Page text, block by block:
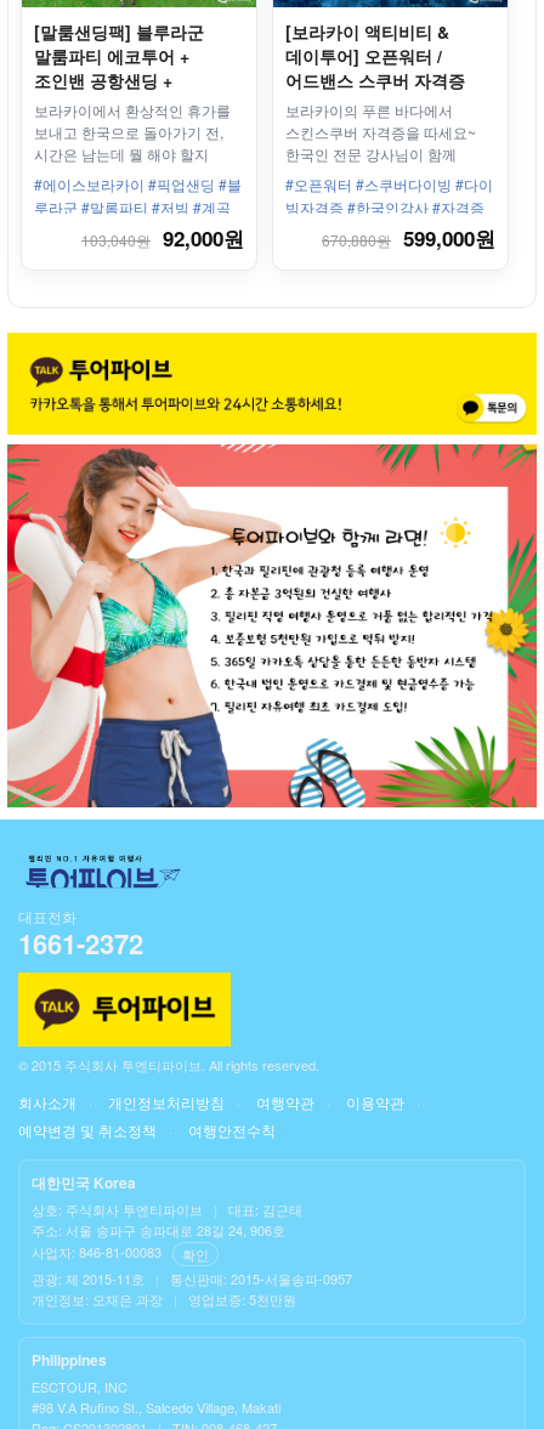
[말룸샌딩팩] 블루라군
말룸파티 에코투어 +
조인밴 공항샌딩 +
공항라운지(샤워) / 전신
마사지 선택옵션
보라카이에서 환상적인 휴가를
보내고 한국으로 돌아가기 전,
시간은 남는데 뭘 해야 할지
고민이라면? 일명 보라카이의
블루 라군으로 불리는
말룸파티로 떠나자
#에이스보라카이 #픽업샌딩 #블
루라군 #말롬파티 #저빙 #계곡
튜브 #에이스에어포트공항라운
지 #샤워포함
103,040원 92,000원
[보라카이 액티비티 &
데이투어] 오픈워터 /
어드밴스 스쿠버 자격증
코스 (SSI / PADI 택 1)
보라카이의 푸른 바다에서
스킨스쿠버 자격증을 따세요~
한국인 전문 강사님이 함께
합니다!
#오픈워터 #스쿠버다이빙 #다이
빙자격증 #한국인강사 #자격증
코스 #스테이션1 #사진촬영
#PADI #SSI
670,880원 599,000원
대표전화
1661-2372
© 2015 주식회사 투엔티파이브. All rights reserved.
회사소개 개인정보처리방침 여행약관
이용약관
예약변경 및 취소정책
여행안전수칙
대한민국 Korea
상호: 주식회사 투엔티파이브 |
대표: 김근태
주소: 서울 송파구 송파대로 28길 24, 906호
사업자: 846-81-00083
확인
관광: 제 2015-11호
|
통신판매: 2015-서울송파-0957
개인정보: 오재은 과장
| 영업보증: 5천만원
Philippines
ESCTOUR, INC
#98 V.A Rufino St., Salcedo Village, Makati